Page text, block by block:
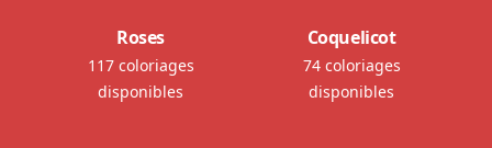
Roses
117 coloriages
disponibles
Coquelicot
74 coloriages
disponibles